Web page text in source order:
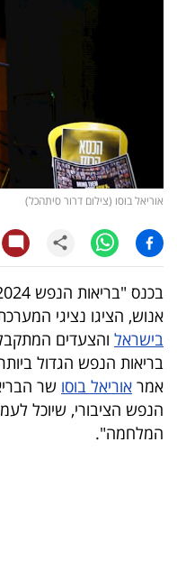
ויראלי
טלוויזיה
עסקי
ספורט
קריירה
ולימודים
מינויים
רייטינג
אוריאל בוסו (צילום דרור סיתהכל)
אנוש, הציגו נציגי
בישראל והצעדים
בריאות הנפש הגדול
אמר אוריאל בוסו שר
הנפש הציבורי, שיוכל
המלחמה".